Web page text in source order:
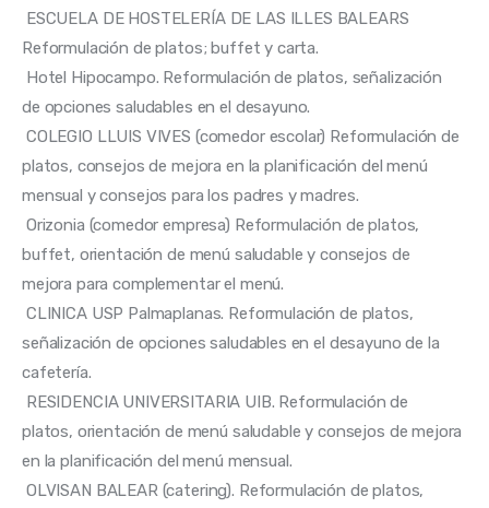
Reformulación de platos; buffet y carta.
de opciones saludables en el desayuno.
platos, consejos de mejora en la planificación del menú
mensual y consejos para los padres y madres.
buffet, orientación de menú saludable y consejos de
mejora para complementar el menú.
señalización de opciones saludables en el desayuno de la
cafetería.
platos, orientación de menú saludable y consejos de mejora
en la planificación del menú mensual.